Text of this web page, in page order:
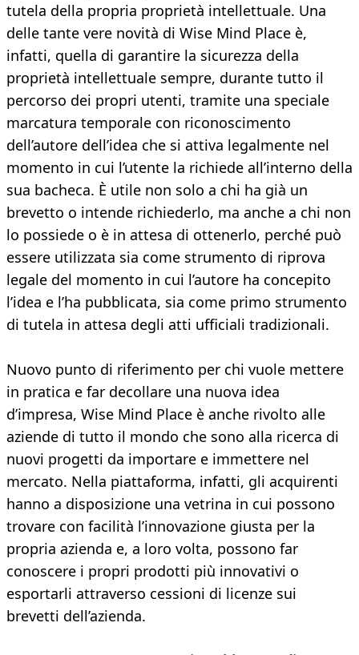
tutela della propria proprietà intellettuale. Una
delle tante vere novità di Wise Mind Place è,
infatti, quella di garantire la sicurezza della
proprietà intellettuale sempre, durante tutto il
percorso dei propri utenti, tramite una speciale
marcatura temporale con riconoscimento
dell’autore dell’idea che si attiva legalmente nel
momento in cui l’utente la richiede all’interno della
sua bacheca. È utile non solo a chi ha già un
brevetto o intende richiederlo, ma anche a chi non
lo possiede o è in attesa di ottenerlo, perché può
essere utilizzata sia come strumento di riprova
legale del momento in cui l’autore ha concepito
l’idea e l’ha pubblicata, sia come primo strumento
di tutela in attesa degli atti ufficiali tradizionali.
Nuovo punto di riferimento per chi vuole mettere
in pratica e far decollare una nuova idea
d’impresa, Wise Mind Place è anche rivolto alle
aziende di tutto il mondo che sono alla ricerca di
nuovi progetti da importare e immettere nel
mercato. Nella piattaforma, infatti, gli acquirenti
hanno a disposizione una vetrina in cui possono
trovare con facilità l’innovazione giusta per la
propria azienda e, a loro volta, possono far
conoscere i propri prodotti più innovativi o
esportarli attraverso cessioni di licenze sui
brevetti dell’azienda.